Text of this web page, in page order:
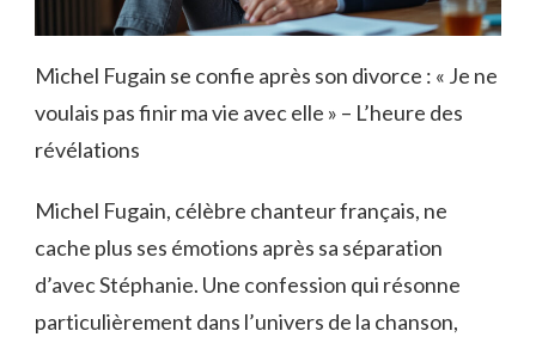
Michel Fugain se confie après son divorce : « Je ne
voulais pas finir ma vie avec elle » – L’heure des
révélations
Michel Fugain, célèbre chanteur français, ne
cache plus ses émotions après sa séparation
d’avec Stéphanie. Une confession qui résonne
particulièrement dans l’univers de la chanson,